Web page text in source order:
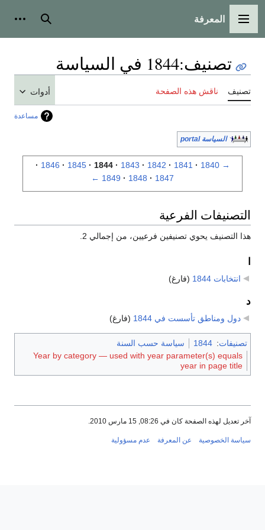
القائمة الرئيسية
المعرفة بحث
تصنيف:1844 في السياسة
تصنيف ناقش هذه الصفحة أدوات
مساعدة
السياسة portal
→
1840
1841
1842
1843
1844
1845
1846
1847
1848
1849
←
التصنيفات الفرعية
هذا التصنيف يحوي تصنيفين فرعيين، من إجمالي 2.
انتخابات 1844 (فارغ)
د
دول ومناطق تأسست في 1844 (فارغ)
تصنيفات:
1844
سياسة حسب السنة
Year by category — used with year parameter(s) equals
year in page title
آخر تعديل لهذه الصفحة كان في 08:26, 15 مارس 2010.
سياسة الخصوصية عن المعرفة عدم مسؤولية